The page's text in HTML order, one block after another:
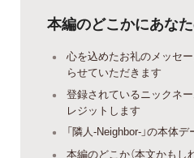
本編のどこかにあな
心を込めたお礼のメッセ
らせていただきます
登録されているニックネ
レジットします
「隣人-Neighbor-」の本体デ
本編のどこか（本文かもし